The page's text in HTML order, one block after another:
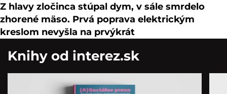
Z hlavy zločinca stúpal dym, v sále smrdelo
zhorené mäso. Prvá poprava elektrickým
kreslom nevyšla na prvýkrát
Knihy od interez.sk